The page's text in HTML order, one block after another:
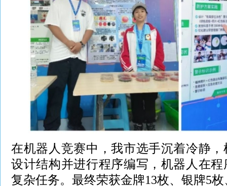
在机器人竞赛中，我市选手沉着冷静
设计结构并进行程序编写，机器人在
复杂任务。最终荣获金牌13枚、银牌5